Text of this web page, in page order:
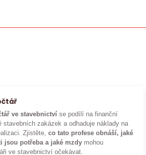
ve stavebnictví se podílí na finanční
stavebních zakázek a odhaduje náklady na
Zjistěte,co tato profese obnáší, jaké
jsou potřeba a jaké mzdy mohou
ve stavebnictví očekávat.